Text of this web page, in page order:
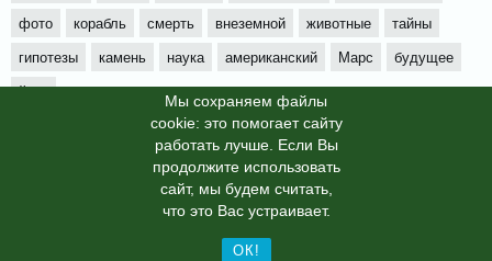
Мы cохраняем файлы
cookie: это помогает сайту
работать лучше. Если Вы
продолжите использовать
сайт, мы будем считать,
что это Вас устраивает.
ОК!
фото
корабль смерть внеземной животные
тайны
гипотезы
камень наука американский Марс
будущее
йети
© info-dimurra.ru 2025г. This site is protected by
reCAPTCHA and the GooglePrivacy Policyand
apply.